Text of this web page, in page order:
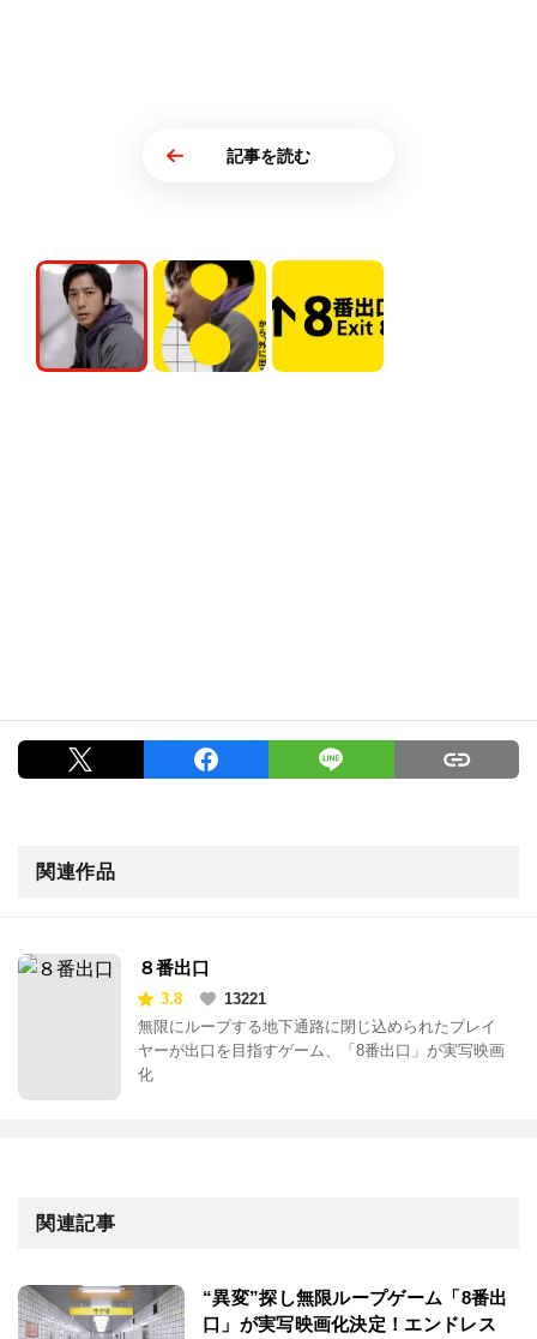
記事を読む
関連作品
８番出口
3.8
13221
無限にループする地下通路に閉じ込められたプレイ
ヤーが出口を目指すゲーム、「8番出口」が実写映画
化
関連記事
“異変”探し無限ループゲーム「8番出
口」が実写映画化決定！エンドレス